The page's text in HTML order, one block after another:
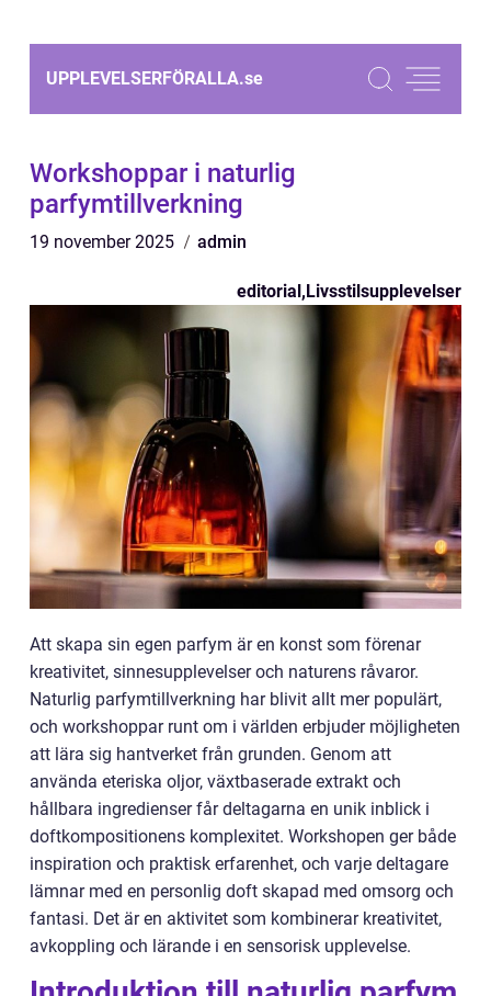
UPPLEVELSERFÖRALLA.se
Workshoppar i naturlig
parfymtillverkning
19 november 2025 admin
editorial,Livsstilsupplevelser
Att skapa sin egen parfym är en konst som förenar
kreativitet, sinnesupplevelser och naturens råvaror.
Naturlig parfymtillverkning har blivit allt mer populärt,
och workshoppar runt om i världen erbjuder möjligheten
att lära sig hantverket från grunden. Genom att
använda eteriska oljor, växtbaserade extrakt och
hållbara ingredienser får deltagarna en unik inblick i
doftkompositionens komplexitet. Workshopen ger både
inspiration och praktisk erfarenhet, och varje deltagare
lämnar med en personlig doft skapad med omsorg och
fantasi. Det är en aktivitet som kombinerar kreativitet,
avkoppling och lärande i en sensorisk upplevelse.